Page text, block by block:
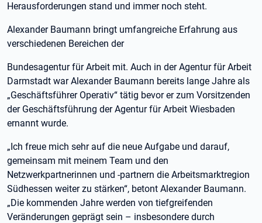
Herausforderungen stand und immer noch steht.
Alexander Baumann bringt umfangreiche Erfahrung aus
verschiedenen Bereichen der
Bundesagentur für Arbeit mit. Auch in der Agentur für Arbeit
Darmstadt war Alexander Baumann bereits lange Jahre als
„Geschäftsführer Operativ“ tätig bevor er zum Vorsitzenden
der Geschäftsführung der Agentur für Arbeit Wiesbaden
ernannt wurde.
„Ich freue mich sehr auf die neue Aufgabe und darauf,
gemeinsam mit meinem Team und den
Netzwerkpartnerinnen und -partnern die Arbeitsmarktregion
Südhessen weiter zu stärken“, betont Alexander Baumann.
„Die kommenden Jahre werden von tiefgreifenden
Veränderungen geprägt sein – insbesondere durch